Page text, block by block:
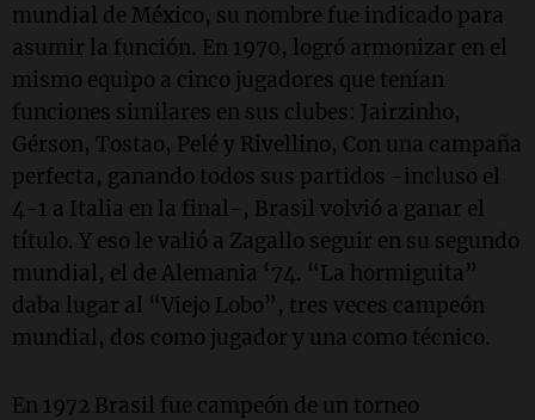
mundial de México, su nombre fue indicado para
asumir la función. En 1970, logró armonizar en el
mismo equipo a cinco jugadores que tenían
funciones similares en sus clubes: Jairzinho,
Gérson, Tostao, Pelé y Rivellino, Con una campaña
perfecta, ganando todos sus partidos -incluso el
4-1 a Italia en la final-, Brasil volvió a ganar el
título. Y eso le valió a Zagallo seguir en su segundo
mundial, el de Alemania ‘74. “La hormiguita”
daba lugar al “Viejo Lobo”, tres veces campeón
mundial, dos como jugador y una como técnico.
En 1972 Brasil fue campeón de un torneo